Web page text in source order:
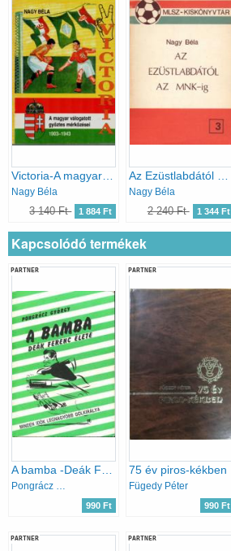
Nagy Béla
3 140 Ft 1 884 Ft
Nagy Béla
2 240 Ft 1 344 Ft
Kapcsolódó termékek
PARTNER
Pongrácz György
990 Ft
PARTNER
75 év piros-kékben
Fügedy Péter
990 Ft
PARTNER PARTNER